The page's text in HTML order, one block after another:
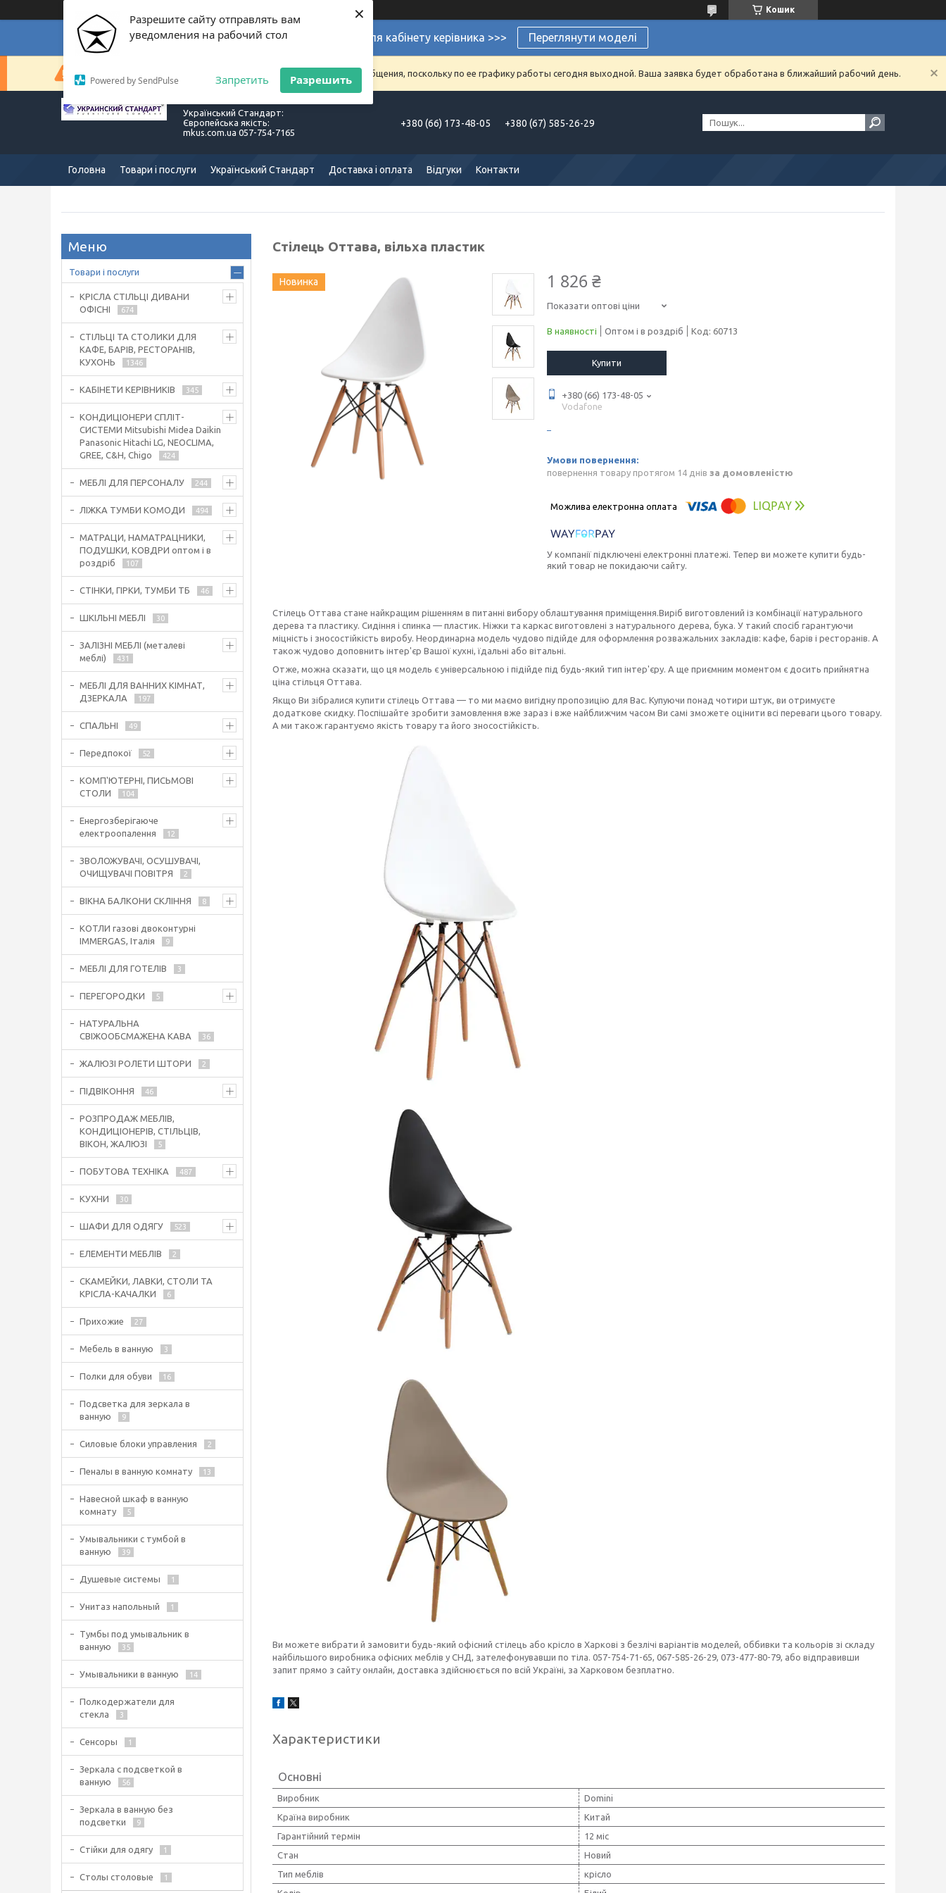
Разрешите сайту отправлять вам
уведомления на рабочий стол
Powered by SendPulse Запретить Разрешить
× Кошик
Супермеблі для кабінету керівника >>> Переглянути моделі
Сейчас компания не может быстро обрабатывать заказы и сообщения, поскольку по ее графику работы сегодня выходной. Ваша заявка будет обработана в ближайший рабочий день.
Український Стандарт:
Європейська якість:
mkus.com.ua 057-754-7165
+380 (66) 173-48-05 +380 (67) 585-26-29
Головна Товари і послуги Український Стандарт Доставка і оплата Відгуки Контакти
Стілець Оттава, вільха пластик
Новинка 1 826 ₴
Показати оптові ціни
В наявності Оптом і в роздріб Код: 60713
Купити
+380 (66) 173-48-05
Vodafone
повернення товару протягом 14 днів за домовленістю
У компанії підключені електронні платежі. Тепер ви можете купити будь-
який товар не покидаючи сайту.
Стілець Оттава стане найкращим рішенням в питанні вибору облаштування приміщення.Виріб виготовлений із комбінації натурального
дерева та пластику. Сидіння і спинка — пластик. Ніжки та каркас виготовлені з натурального дерева, бука. У такий спосіб гарантуючи
міцність і зносостійкість виробу. Неординарна модель чудово підійде для оформлення розважальних закладів: кафе, барів і ресторанів. А
також чудово доповнить інтер'єр Вашої кухні, їдальні або вітальні.
Отже, можна сказати, що ця модель є універсальною і підійде під будь-який тип інтер'єру. А ще приємним моментом є досить прийнятна
ціна стільця Оттава.
Якщо Ви зібралися купити стілець Оттава — то ми маємо вигідну пропозицію для Вас. Купуючи понад чотири штук, ви отримуєте
додаткове скидку. Поспішайте зробити замовлення вже зараз і вже найближчим часом Ви самі зможете оцінити всі переваги цього товару.
А ми також гарантуємо якість товару та його зносостійкість.
Ви можете вибрати й замовити будь-який офісний стілець або крісло в Харкові з безлічі варіантів моделей, оббивки та кольорів зі складу
найбільшого виробника офісних меблів у СНД, зателефонувавши по тіла. 057-754-71-65, 067-585-26-29, 073-477-80-79, або відправивши
запит прямо з сайту онлайн, доставка здійснюється по всій Україні, за Харковом безплатно.
Характеристики
Основні
Виробник
Domini
Країна виробник
Китай
Гарантійний термін
12 міс
Стан
Новий
Тип меблів
крісло
Товари і послуги
КРІСЛА СТІЛЬЦІ ДИВАНИ
ОФІСНІ
674
СТІЛЬЦІ ТА СТОЛИКИ ДЛЯ
КАФЕ, БАРІВ, РЕСТОРАНІВ,
КУХОНЬ
1346
КАБІНЕТИ КЕРІВНИКІВ 345
КОНДИЦІОНЕРИ СПЛІТ-
СИСТЕМИ Mitsubishi Midea Daikin
Panasonic Hitachi LG, NEOCLIMA,
GREE, C&H, Chigo
424
МЕБЛІ ДЛЯ ПЕРСОНАЛУ 244
ЛІЖКА ТУМБИ КОМОДИ 494
МАТРАЦИ, НАМАТРАЦНИКИ,
ПОДУШКИ, КОВДРИ оптом і в
роздріб
107
СТІНКИ, ГІРКИ, ТУМБИ ТБ 46
ШКІЛЬНІ МЕБЛІ 30
ЗАЛІЗНІ МЕБЛІ (металеві
меблі)
431
МЕБЛІ ДЛЯ ВАННИХ КІМНАТ,
ДЗЕРКАЛА
197
СПАЛЬНІ 49
Передпокої 52
КОМП'ЮТЕРНІ, ПИСЬМОВІ
СТОЛИ
104
Енергозберігаюче
електроопалення
12
ЗВОЛОЖУВАЧІ, ОСУШУВАЧІ,
ОЧИЩУВАЧІ ПОВІТРЯ
2
ВІКНА БАЛКОНИ СКЛІННЯ 8
КОТЛИ газові двоконтурні
IMMERGAS, Італія
9
МЕБЛІ ДЛЯ ГОТЕЛІВ 3
ПЕРЕГОРОДКИ 5
НАТУРАЛЬНА
СВІЖООБСМАЖЕНА КАВА
36
ЖАЛЮЗІ РОЛЕТИ ШТОРИ 2
ПІДВІКОННЯ 46
РОЗПРОДАЖ МЕБЛІВ,
КОНДИЦІОНЕРІВ, СТІЛЬЦІВ,
ВІКОН, ЖАЛЮЗІ
5
ПОБУТОВА ТЕХНІКА 487
КУХНИ 30
ШАФИ ДЛЯ ОДЯГУ 523
ЕЛЕМЕНТИ МЕБЛІВ 2
СКАМЕЙКИ, ЛАВКИ, СТОЛИ ТА
КРІСЛА-КАЧАЛКИ
6
Прихожие 27
Мебель в ванную 3
Полки для обуви 16
Подсветка для зеркала в
ванную
9
Силовые блоки управления 2
Пеналы в ванную комнату 13
Навесной шкаф в ванную
комнату
5
Умывальники с тумбой в
ванную
39
Душевые системы 1
Унитаз напольный 1
Тумбы под умывальник в
ванную
35
Умывальники в ванную 14
Полкодержатели для
стекла
3
Сенсоры 1
Зеркала с подсветкой в
ванную
56
Зеркала в ванную без
подсветки
9
Стійки для одягу 1
Столы столовые 1